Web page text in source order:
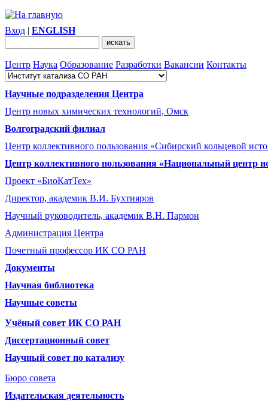
Вход | ENGLISH
Центр Наука Образование Разработки Вакансии Контакты
Научные подразделения Центра
Центр новых химических технологий, Омск
Волгоградский филиал
Центр коллективного пользования «Сибирский кольцевой
Центр коллективного пользования «Национальный центр
Проект «БиоКатТех»
Директор, академик В.И. Бухтияров
Научный руководитель, академик В.Н. Пармон
Администрация Центра
Почетный профессор ИК СО РАН
Документы
Научная библиотека
Научные советы
Учёный совет ИК СО РАН
Диссертационный совет
Научный совет по катализу
Бюро совета
Издательская деятельность